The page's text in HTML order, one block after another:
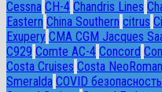
Cessna CH-4 Chandris Lines
Eastern China Southern citrus
Exupery CMA CGM Jacques
C929 Comte AC-4 Concord
Costa Cruises Costa
Smeralda COVID безопасность